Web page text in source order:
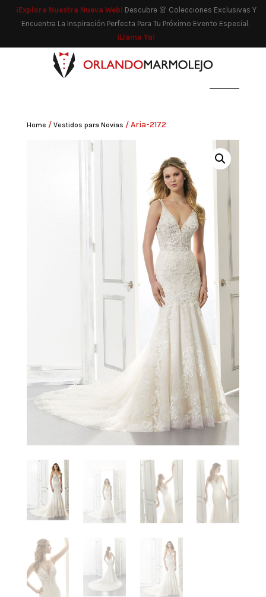
¡Explora Nuestra Nueva Web! Descubre 👗 Colecciones Exclusivas Y
Encuentra La Inspiración Perfecta Para Tu Próximo Evento Especial.
¡Llama Ya!
Home / Vestidos para Novias / Aria-2172